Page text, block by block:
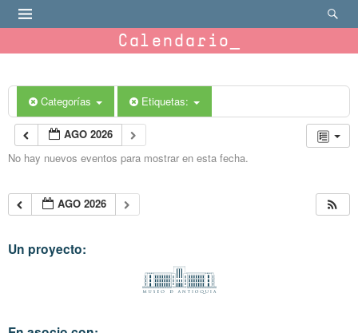
Calendario
Categorías Etiquetas:
AGO 2026
No hay nuevos eventos para mostrar en esta fecha.
AGO 2026
Un proyecto: